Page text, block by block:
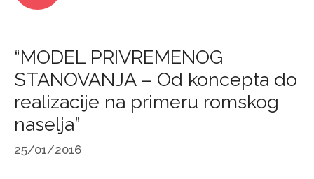
“MODEL PRIVREMENOG
STANOVANJA – Od koncepta do
realizacije na primeru romskog
naselja”
25/01/2016